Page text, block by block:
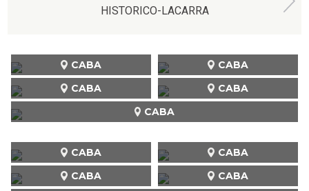
CABA
CABA
CABA
CABA
CABA
CABA
CABA
CABA
CABA